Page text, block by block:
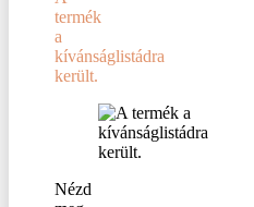
termék
a
kívánságlistádra
került.
Nézd